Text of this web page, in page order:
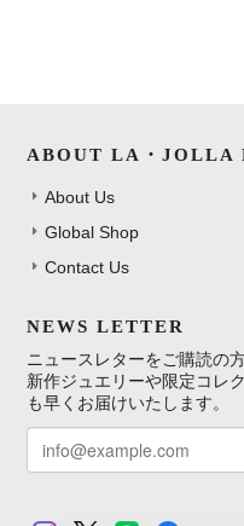
ABOUT LA・JOLLA
About Us
Global Shop
Contact Us
NEWS LETTER
ニュースレターをご購読の
新作ジュエリーや限定コレ
も早くお届けいたします。